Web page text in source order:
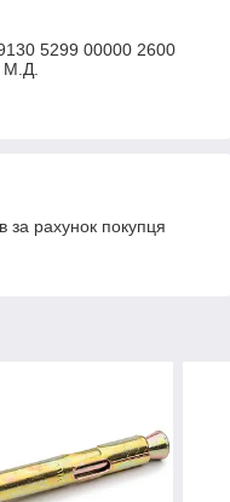
5299 00000 2600
М.Д.
за рахунок покупця